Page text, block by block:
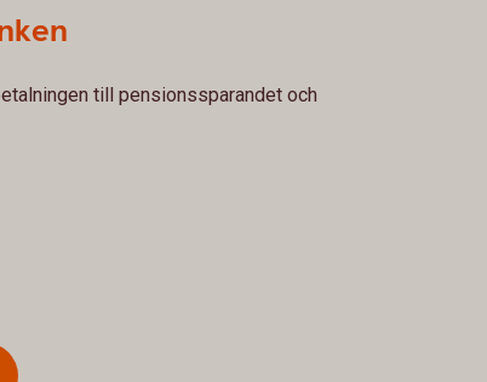
till pensionssparandet och